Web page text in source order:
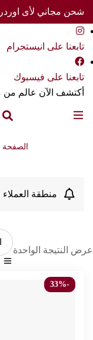
تفوت العرض
تابعنا على انيستجرام
تابعنا على فيسبوك
أكتشف الآن عالم
الصفحة
منطقة العملاء
عرض النتيجة الواحدة
-33%